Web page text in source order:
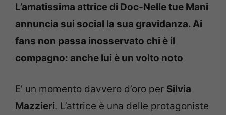
L’amatissima attrice di Doc-Nelle tue Mani
annuncia sui social la sua gravidanza. Ai
fans non passa inosservato chi è il
compagno: anche lui è un volto noto
E’ un momento davvero d’oro per Silvia
Mazzieri. L’attrice è una delle protagoniste